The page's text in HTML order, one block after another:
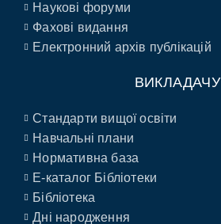
Наукові форуми
Фахові видання
Електронний архів публікацій
ВИКЛАДАЧУ
Стандарти вищої освіти
Навчальні плани
Нормативна база
E-каталог Бібліотеки
Бібліотека
Дні народження